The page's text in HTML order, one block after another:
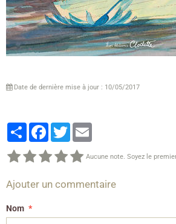
Date de dernière mise à jour : 10/05/2017
PartagerFacebook
Twitter
Aucune note. Soyez le
Ajouter un commentaire
Nom